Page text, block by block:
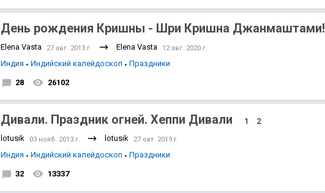
День рождения Кришны - Шри Кришна Джанмаштами!
Elena Vasta
27 авг. 2013 г. Elena Vasta 12 авг. 2020 г.
Индия Индийский калейдоскоп Праздники
28 26102
Дивали. Праздник огней. Хеппи Дивали 1
2
lotusik
03 нояб. 2013 г. lotusik 27 окт. 2019 г.
Индия Индийский калейдоскоп Праздники
32 13337